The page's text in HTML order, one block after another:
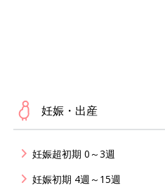
妊娠・出産
妊娠超初期 0～3週
妊娠初期 4週～15週